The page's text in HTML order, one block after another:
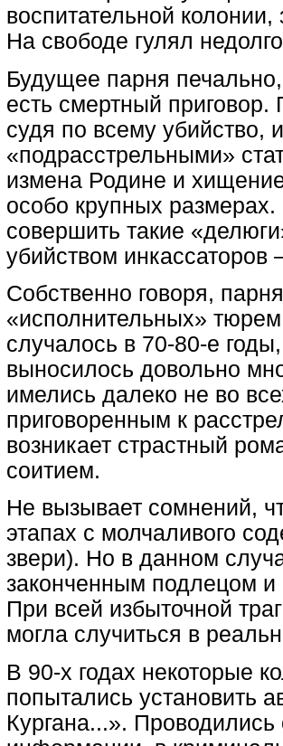
воспитательной
На свободе гулял
Будущее парня
есть смертный
судя по всему убийство,
«подрасстрельными»
измена Родине и
особо крупных
совершить такие
убийством
Собственно говоря,
«исполнительных»
случалось в 70-80-е
выносилось довольно
имелись далеко не во
приговоренным к
возникает страстный
соитием.
Не вызывает сомнений,
этапах с молчаливого
звери). Но в данном
законченным подлецом и
При всей избыточной
могла случиться в
В 90-х годах некоторые
попытались установить
Кургана...».